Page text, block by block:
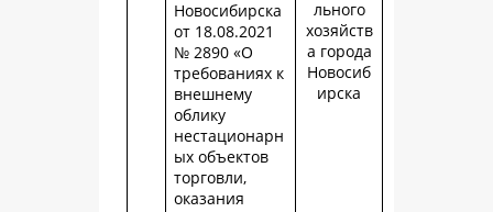
льного
хозяйств
а города
Новосиб
ирска
Новосибирска
от 18.08.2021
№ 2890 «О
требованиях к
внешнему
облику
нестационарн
ых объектов
торговли,
оказания